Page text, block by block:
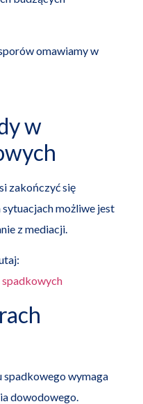
omawiamy w
w
zakończyć się
możliwe jest
z mediacji.
spadkowych
spadkowego wymaga
dowodowego.